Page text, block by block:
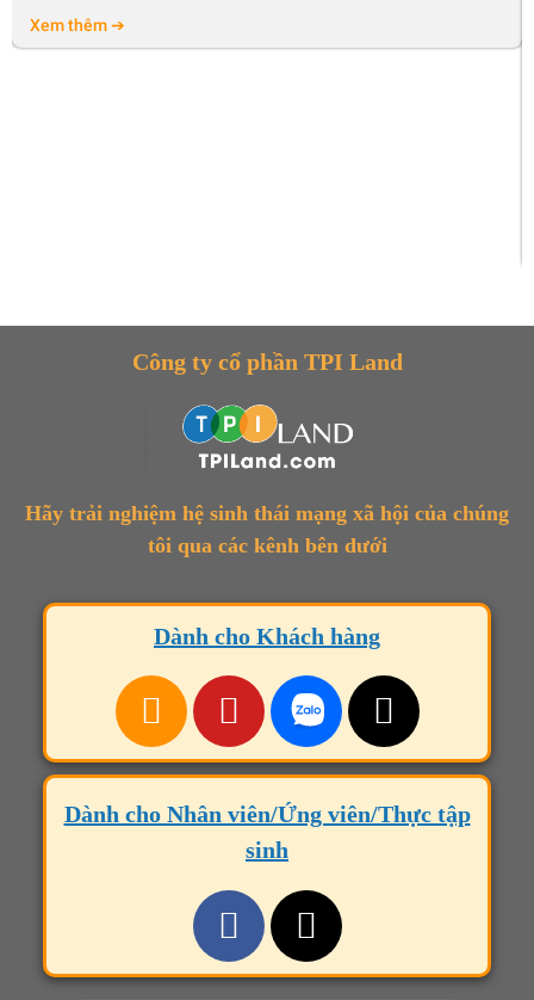
Xem thêm ➔
Công ty cổ phần TPI Land
Hãy trải nghiệm hệ sinh thái mạng xã hội của chúng
tôi qua các kênh bên dưới
Dành cho Khách hàng
Dành cho Nhân viên/Ứng viên/Thực tập
sinh